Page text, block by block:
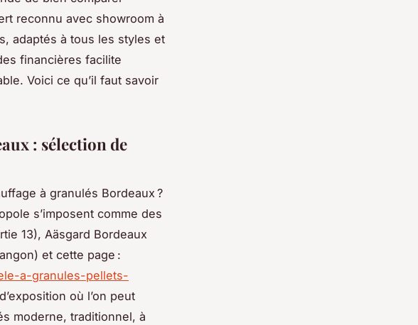
reconnu avec showroom à
adaptés à tous les styles et
financières facilite
Voici ce qu’il faut savoir
: sélection de
à granulés Bordeaux ?
s’imposent comme des
13), Aäsgard Bordeaux
et cette page :
a-granules-pellets-
où l’on peut
moderne, traditionnel, à